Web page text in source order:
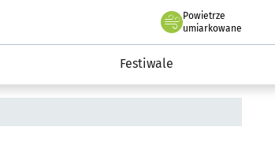
Powietrze
we Wrocławiu
umiarkowane
Festiwale